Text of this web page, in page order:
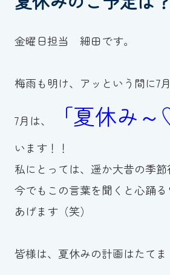
採用情報
お問い合わせ
Tel.098-
金曜日担当 細田です。
梅雨も明け、アッという間に7月
7月は、 「夏休み～
います！！
私にとっては、遥か大昔の季節
今でもこの言葉を聞くと心踊
あげます（笑）
皆様は、夏休みの計画はたてま